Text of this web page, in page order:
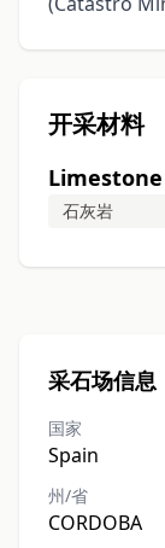
开采材料
Limestone
石灰岩
采石场信息
国家
Spain
州/省
CORDOBA